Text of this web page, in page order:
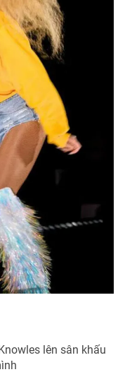
lên sân khấu